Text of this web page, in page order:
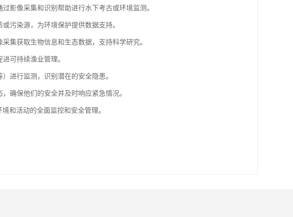
影像采集和识别帮助进行水下考古或环境监测。
污染源，为环境保护提供数据支持。
集获取生物信息和生态数据，支持科学研究。
可持续渔业管理。
进行监测，识别潜在的安全隐患。
确保他们的安全并及时响应紧急情况。
和活动的全面监控和安全管理。